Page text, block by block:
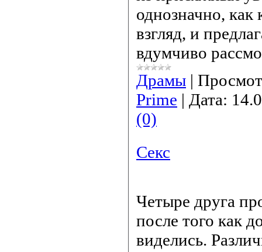
однозначно, как
взгляд, и
вдумчиво
Драмы |
Prime | Дата:
(0)
Секс
Четыре друга
после того как
виделись.